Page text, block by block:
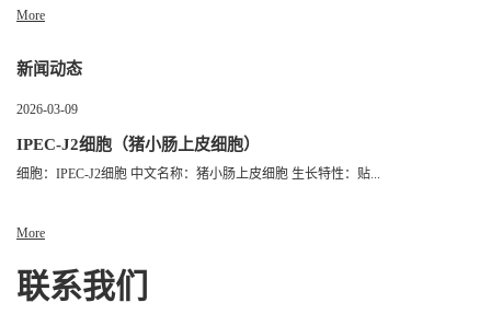
More
新闻动态
2026-03-09
IPEC-J2细胞（猪小肠上皮细胞）
细胞：IPEC-J2细胞 中文名称：猪小肠上皮细胞 生长特性：贴...
More
联系我们